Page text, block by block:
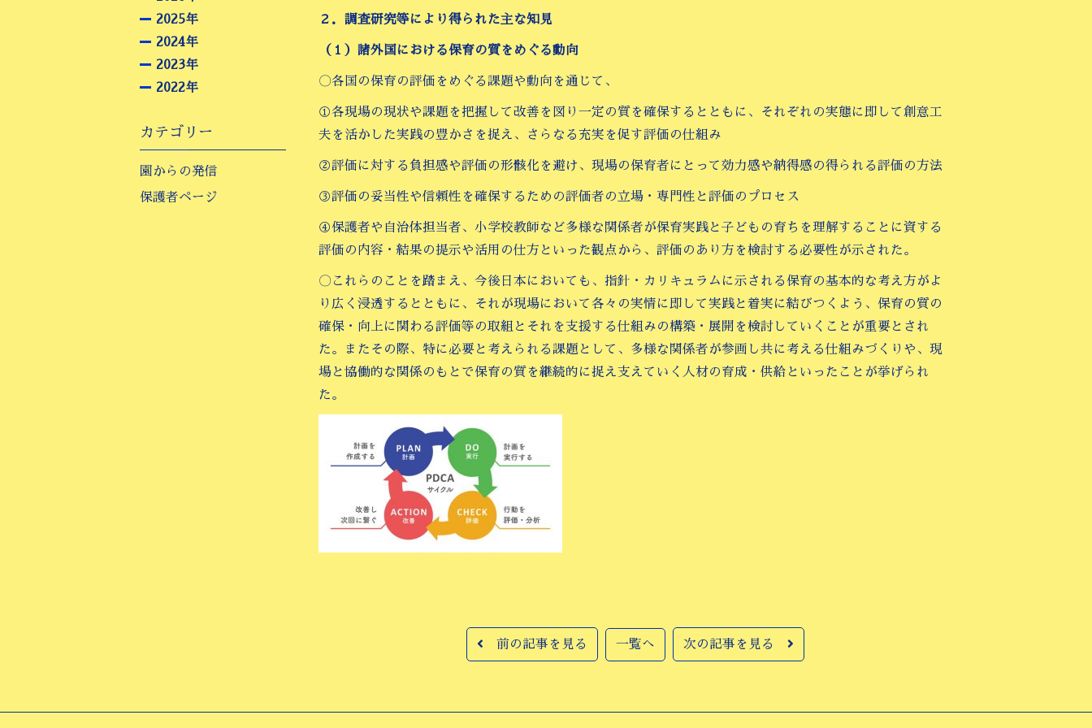
２．調査研究等により得られた主な知見
（１）諸外国における保育の質をめぐる動向
〇各国の保育の評価をめぐる課題や動向を通じて、
①各現場の現状や課題を把握して改善を図り一定の質を確保するとともに、それぞれの実態に即して創意工
夫を活かした実践の豊かさを捉え、さらなる充実を促す評価の仕組み
②評価に対する負担感や評価の形骸化を避け、現場の保育者にとって効力感や納得感の得られる評価の方法
③評価の妥当性や信頼性を確保するための評価者の立場・専門性と評価のプロセス
④保護者や自治体担当者、小学校教師など多様な関係者が保育実践と子どもの育ちを理解することに資する
評価の内容・結果の提示や活用の仕方といった観点から、評価のあり方を検討する必要性が示された。
〇これらのことを踏まえ、今後日本においても、指針・カリキュラムに示される保育の基本的な考え方がよ
り広く浸透するとともに、それが現場において各々の実情に即して実践と着実に結びつくよう、保育の質の
確保・向上に関わる評価等の取組とそれを支援する仕組みの構築・展開を検討していくことが重要とされ
た。またその際、特に必要と考えられる課題として、多様な関係者が参画し共に考える仕組みづくりや、現
場と協働的な関係のもとで保育の質を継続的に捉え支えていく人材の育成・供給といったことが挙げられ
た。
前の記事を見る 一覧へ 次の記事を見る
2025年
2024年
2023年
2022年
カテゴリー
園からの発信
保護者ページ